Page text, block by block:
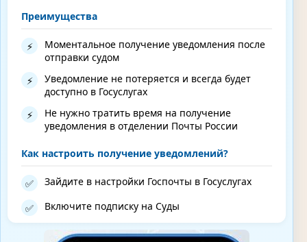
Преимущества
⚡
Моментальное получение уведомления после
отправки судом
⚡
Уведомление не потеряется и всегда будет
доступно в Госуслугах
⚡
Не нужно тратить время на получение
уведомления в отделении Почты России
Как настроить получение уведомлений?
✅ Зайдите в настройки Госпочты в Госуслугах
✅ Включите подписку на Суды